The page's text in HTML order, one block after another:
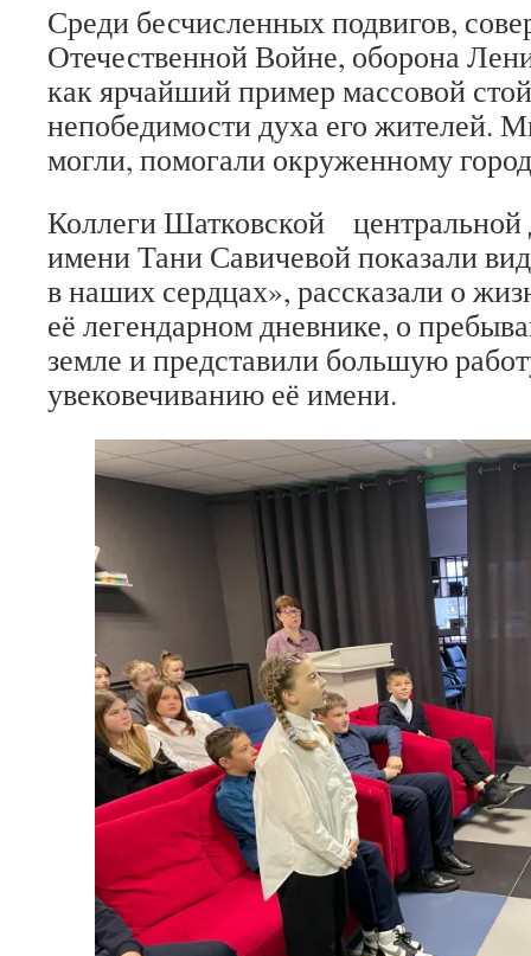
Среди бесчисленных подвигов,
Отечественной Войне, оборона
как ярчайший пример массовой
непобедимости духа его жителей.
могли, помогали окруженному
Коллеги Шатковской центральной
имени Тани Савичевой показали
в наших сердцах», рассказали о
её легендарном дневнике, о
земле и представили большую
увековечиванию её имени.